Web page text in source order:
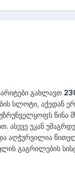
გახლავთ
სლოტი, აქედან
წინა
ასევე უკან
აღჭურვილია
გაგრილების